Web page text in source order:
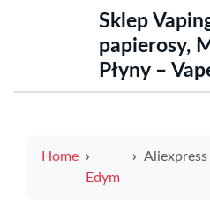
Sklep
papierosy,
Płyny –
Home
Edym
Aliexpress vape